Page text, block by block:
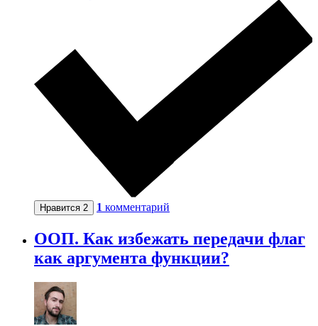
Нравится 2 1 комментарий
ООП. Как избежать передачи флаг
как аргумента функции?